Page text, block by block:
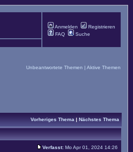
Anmelden
Registrieren
FAQ
Suche
Unbeantwortete Themen | Aktive Themen
Vorheriges Thema | Nächstes Thema
Verfasst: Mo Apr 01, 2024 14:26